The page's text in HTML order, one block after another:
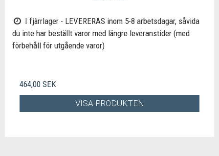
I fjärrlager - LEVERERAS inom 5-8 arbetsdagar, såvida
du inte har beställt varor med längre leveranstider (med
förbehåll för utgående varor)
464,00 SEK
VISA PRODUKTEN